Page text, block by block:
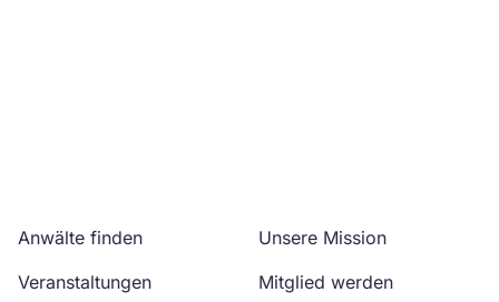
Anwälte finden
Veranstaltungen
Unsere Mission
Mitglied werden